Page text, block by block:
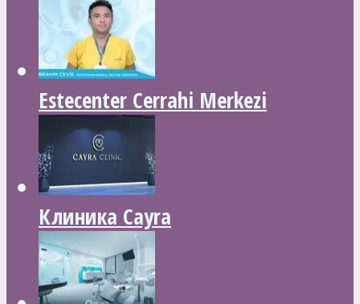
Estecenter Cerrahi Merkezi
Клиника Cayra